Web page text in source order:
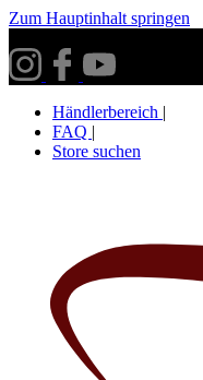
Zum Hauptinhalt springen
Händlerbereich |
FAQ |
Store suchen